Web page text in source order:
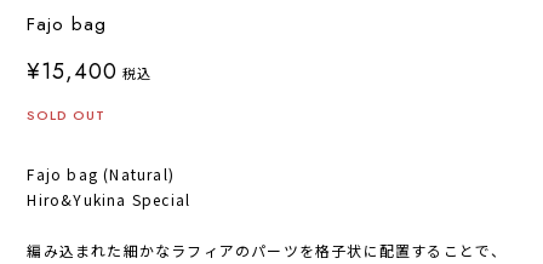
Fajo bag
¥15,400 税込
SOLD OUT
Fajo bag (Natural)
Hiro&Yukina Special
編み込まれた細かなラフィアのパーツを格子状に配置することで、